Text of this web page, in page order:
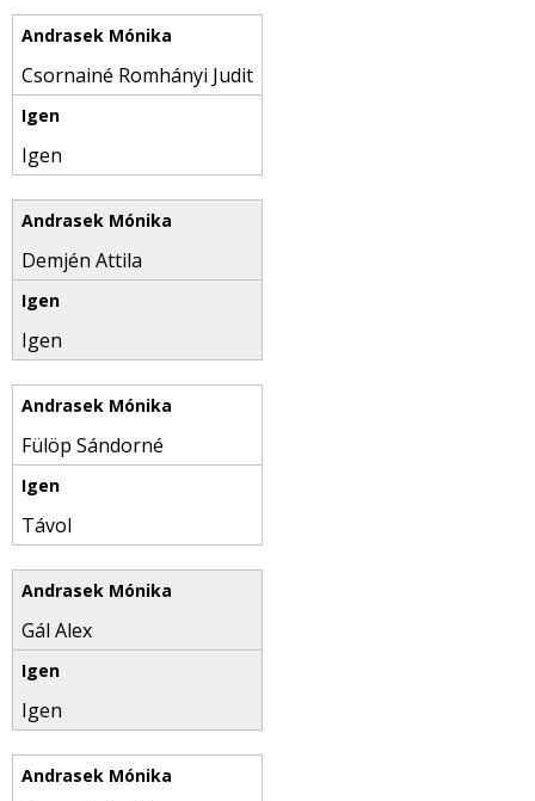
Csornainé Romhányi Judit
Igen
Demjén Attila
Igen
Fülöp Sándorné
Távol
Gál Alex
Igen